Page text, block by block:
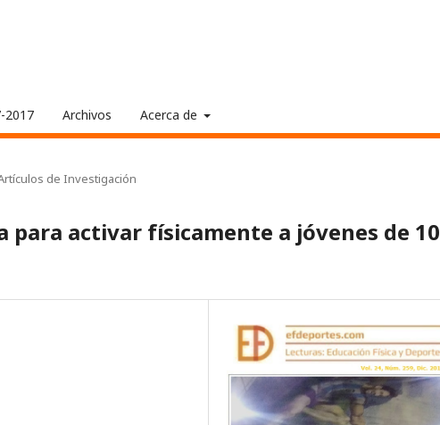
2017 Archivos Acerca de
de Investigación
activar físicamente a jóvenes de 10